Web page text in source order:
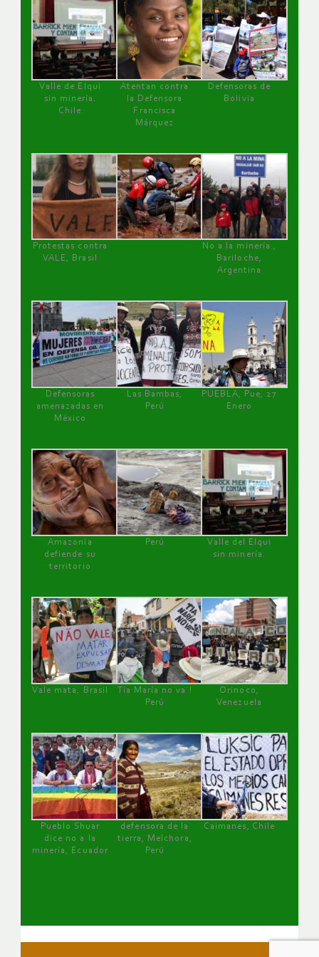
Valle de Elqui
sin minería.
Chile
Atentan contra
la Defensora
Francisca
Márquez
Defensoras de
Bolivia
Protestas contra
VALE, Brasil
No a la minería ,
Bariloche,
Argentina
Defensoras
amenazadas en
México
Las Bambas,
Perú
PUEBLA, Pue, 27
Enero
Amazonía
defiende su
territorio
Perú
Valle del Elqui
sin minería.
Vale mata, Brasil
Tía María no va !
Perú
Orinoco,
Venezuela
Pueblo Shuar
dice no a la
minería, Ecuador
defensora de la
tierra, Melchora,
Perú
Caimanes, Chile